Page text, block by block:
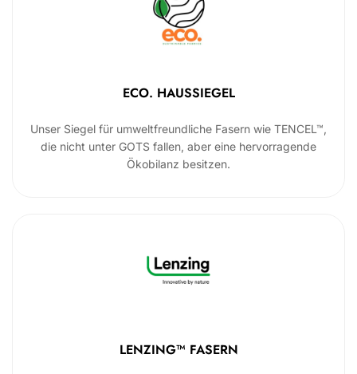
ECO. HAUSSIEGEL
Unser Siegel für umweltfreundliche Fasern wie TENCEL™,
die nicht unter GOTS fallen, aber eine hervorragende
Ökobilanz besitzen.
LENZING™ FASERN